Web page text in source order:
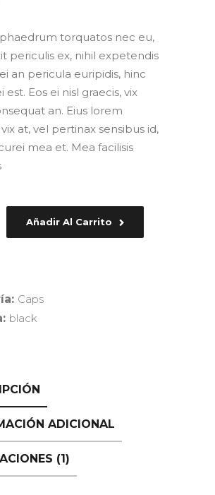
torquatos nec eu,
periculis ex, nihil expetendis
an pericula euripidis, hinc
Eos ei nisl graecis, vix
an. Eius lorem
at, vel pertinax sensibus id,
mea et. Mea facilisis
Añadir Al Carrito
Caps
black
ADICIONAL
(1)